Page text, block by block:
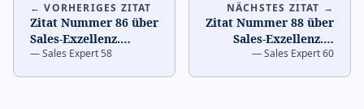
← VORHERIGES ZITAT
Zitat Nummer 86 über
Sales-Exzellenz.…
—Sales Expert 58
NÄCHSTES ZITAT →
Zitat Nummer 88 über
Sales-Exzellenz.…
—Sales Expert 60